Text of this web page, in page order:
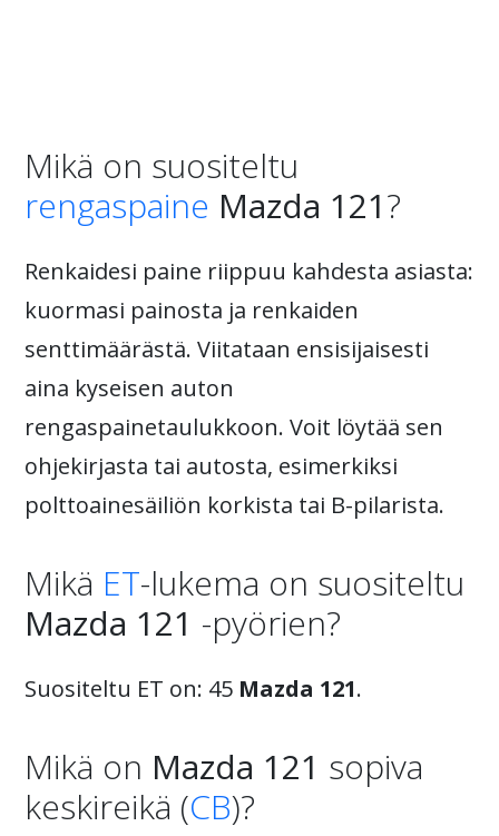
Mikä on suositeltu
rengaspaine Mazda 121?
Renkaidesi paine riippuu kahdesta asiasta:
kuormasi painosta ja renkaiden
senttimäärästä. Viitataan ensisijaisesti
aina kyseisen auton
rengaspainetaulukkoon. Voit löytää sen
ohjekirjasta tai autosta, esimerkiksi
polttoainesäiliön korkista tai B-pilarista.
Mikä ET-lukema on suositeltu
Mazda 121 -pyörien?
Suositeltu ET on: 45 Mazda 121.
Mikä on Mazda 121 sopiva
keskireikä (CB)?